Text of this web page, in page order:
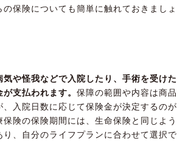
の保険についても簡単に触れておきましょ
気や怪我などで入院したり、手術を受けた
支払われます。 保障の範囲や内容は商品
、入院日数に応じて保険金が決定するのが
険の保険期間には、生命保険と同じよう
り、自分のライフプランに合わせて選択で